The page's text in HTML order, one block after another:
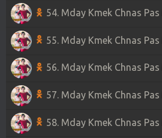
54. Mday Kmek Chnas
55. Mday Kmek Chnas
56. Mday Kmek Chnas
57. Mday Kmek Chnas
58. Mday Kmek Chnas